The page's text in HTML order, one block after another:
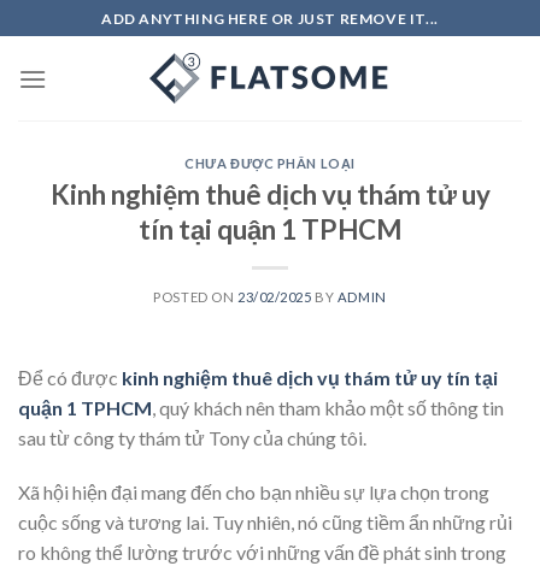
to
content
ADD ANYTHING HERE OR JUST REMOVE IT...
CHƯA ĐƯỢC PHÂN LOẠI
Kinh nghiệm thuê dịch vụ thám tử uy
tín tại quận 1 TPHCM
POSTED ON 23/02/2025 BY ADMIN
Để có được kinh nghiệm thuê dịch vụ thám tử uy tín tại
quận 1 TPHCM , quý khách nên tham khảo một số thông tin
sau từ công ty thám tử Tony của chúng tôi.
Xã hội hiện đại mang đến cho bạn nhiều sự lựa chọn trong
cuộc sống và tương lai. Tuy nhiên, nó cũng tiềm ẩn những rủi
ro không thể lường trước với những vấn đề phát sinh trong